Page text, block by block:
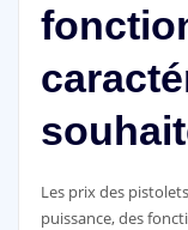
Les prix des
puissance, des